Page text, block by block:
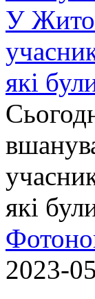
У
які
які
2023-